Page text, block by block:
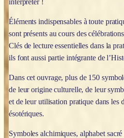
Éléments indispensables à toute
sont présents au cours des
Clés de lecture essentielles dans la
ils font aussi partie intégrante de
Dans cet ouvrage, plus de 150
de leur origine culturelle, de leur
et de leur utilisation pratique dans les
ésotériques.
Symboles alchimiques, alphabet